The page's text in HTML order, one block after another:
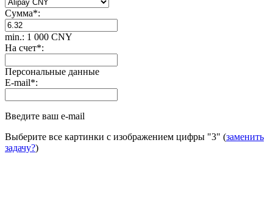
Сумма*:
min.: 1 000 CNY
На счет*:
Персональные данные
E-mail*:
Введите ваш e-mail
Выберите все картинки с изображением цифры "3" (заменить
задачу?)